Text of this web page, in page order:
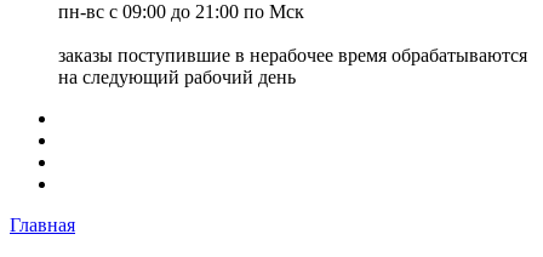
пн-вс с 09:00 до 21:00 по Мск
заказы поступившие в нерабочее время обрабатываются
на следующий рабочий день
Главная